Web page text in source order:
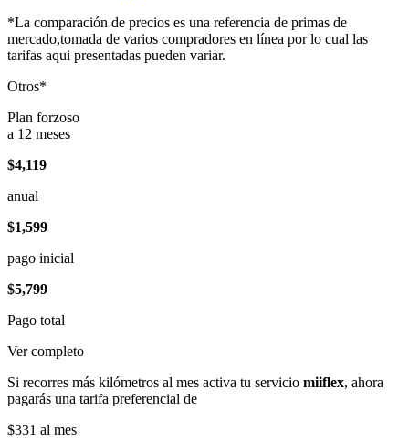
*La comparación de precios es una referencia de primas de
mercado,tomada de varios compradores en línea por lo cual las
tarifas aqui presentadas pueden variar.
Otros*
Plan forzoso
a 12 meses
$4,119
anual
$1,599
pago inicial
$5,799
Pago total
Ver completo
Si recorres más kilómetros al mes activa tu servicio miiflex, ahora
pagarás una tarifa preferencial de
$331 al mes